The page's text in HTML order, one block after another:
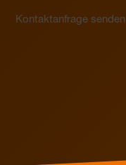
Kontaktanfrage senden